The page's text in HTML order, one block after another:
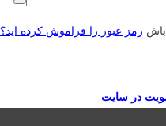
رمز عبور را فراموش کرده اید؟
در سایت